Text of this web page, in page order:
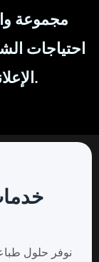
مجموعة
احتياجات
الإعلانية باحترافية وجودة عالية.
نوفر حلول